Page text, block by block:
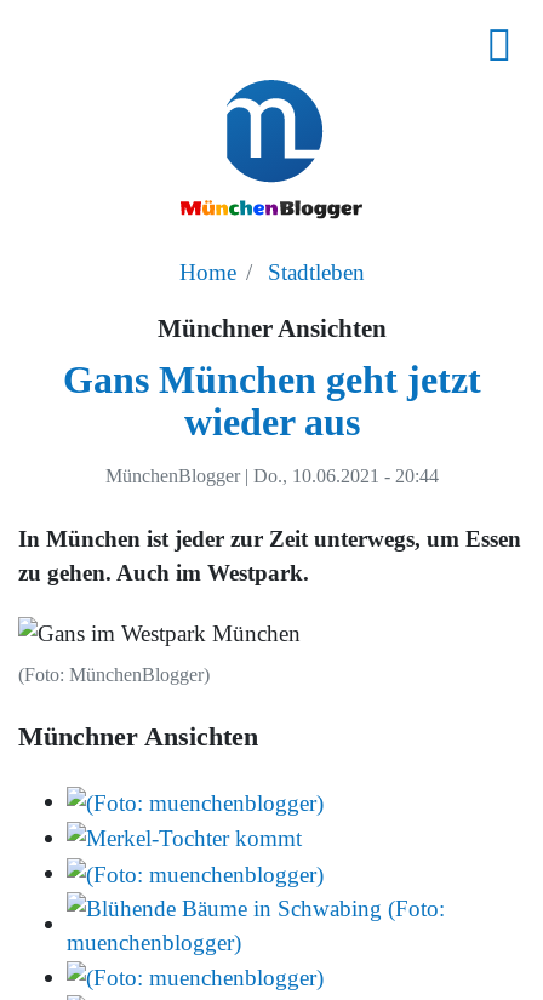
Home Stadtleben
Münchner Ansichten
Gans München geht jetzt
wieder aus
MünchenBlogger | Do., 10.06.2021 - 20:44
In München ist jeder zur Zeit unterwegs, um Essen
zu gehen. Auch im Westpark.
(Foto: MünchenBlogger)
Münchner Ansichten